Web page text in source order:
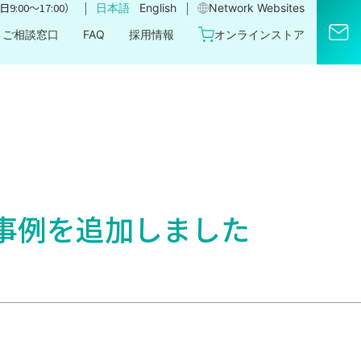
9:00〜17:00） ｜ 日本語 English ｜
Network Websites​
ご相談窓口
FAQ 採用情報 オンラインストア
例を追加しました